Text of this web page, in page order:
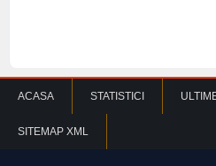
ACASA STATISTICI
SITEMAP XML